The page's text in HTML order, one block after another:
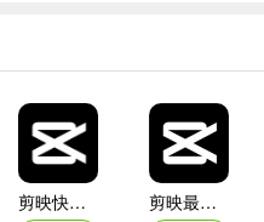
剪映快手版
剪映最新版